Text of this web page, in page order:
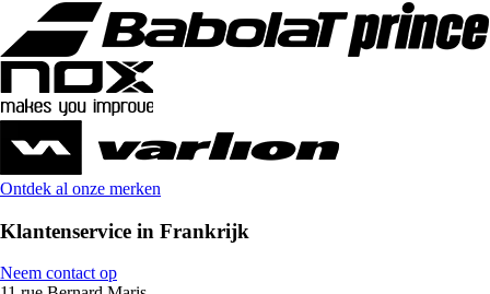
Ontdek al onze merken
Klantenservice in Frankrijk
Neem contact op